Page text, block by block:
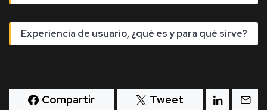
Experiencia de usuario, ¿qué es y para qué sirve?
Compartir Tweet